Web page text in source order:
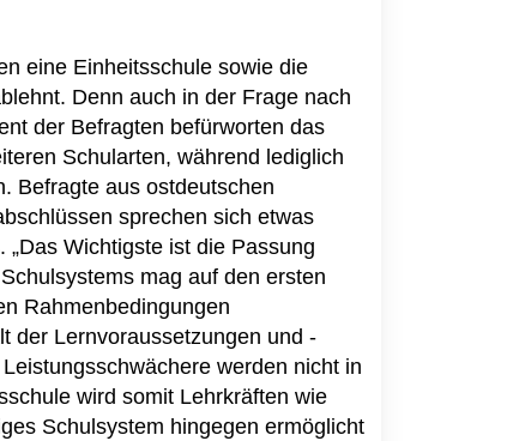
eine Einheitsschule sowie die
Denn auch in der Frage nach
der Befragten befürworten das
Schularten, während lediglich
Befragte aus ostdeutschen
sprechen sich etwas
Wichtigste ist die Passung
mag auf den ersten
Rahmenbedingungen
der Lernvoraussetzungen und -
werden nicht in
wird somit Lehrkräften wie
Schulsystem hingegen ermöglicht